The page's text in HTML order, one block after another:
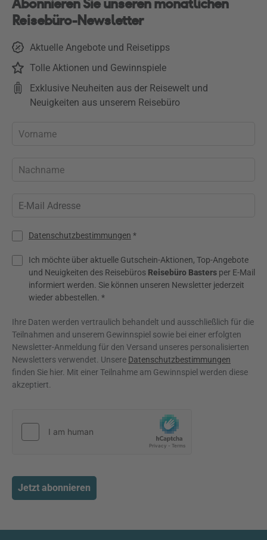
Abonnieren Sie unseren monatlichen
Reisebüro-Newsletter
Aktuelle Angebote und Reisetipps
Tolle Aktionen und Gewinnspiele
Exklusive Neuheiten aus der Reisewelt und
Neuigkeiten aus unserem Reisebüro
Datenschutzbestimmungen *
Ich möchte über aktuelle Gutschein-Aktionen, Top-Angebote
und Neuigkeiten des Reisebüros Reisebüro Basters per E-Mail
informiert werden. Sie können unseren Newsletter jederzeit
wieder abbestellen. *
Ihre Daten werden vertraulich behandelt und ausschließlich für die
Teilnahmen and unserem Gewinnspiel sowie bei einer erfolgten
Newsletter-Anmeldung für den Versand unseres personalisierten
Newsletters verwendet. Unsere Datenschutzbestimmungen
finden Sie hier. Mit einer Teilnahme am Gewinnspiel werden diese
akzeptiert.
Jetzt abonnieren